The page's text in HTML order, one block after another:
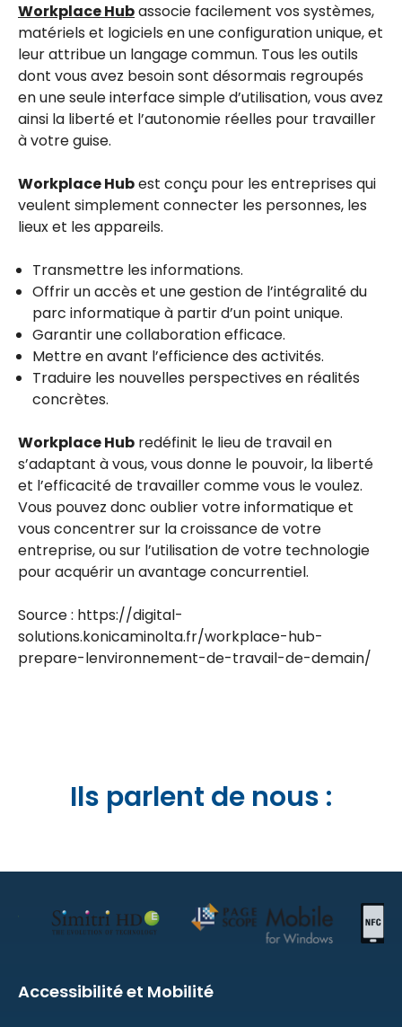
Workplace Hubassocie facilement vos systèmes,
matériels et logiciels en une configuration unique, et
leur attribue un langage commun. Tous les outils
dont vous avez besoin sont désormais regroupés
en une seule interface simple d’utilisation, vous avez
ainsi la liberté et l’autonomie réelles pour travailler
à votre guise.
Workplace Hubest conçu pour les entreprises qui
veulent simplement connecter les personnes, les
lieux et les appareils.
Transmettre les informations.
Offrir un accès et une gestion de l’intégralité du
parc informatique à partir d’un point unique.
Garantir une collaboration efficace.
Mettre en avant l’efficience des activités.
Traduire les nouvelles perspectives en réalités
concrètes.
Workplace Hub redéfinit le lieu de travail en
s’adaptant à vous, vous donne le pouvoir, la liberté
et l’efficacité de travailler comme vous le voulez.
Vous pouvez donc oublier votre informatique et
vous concentrer sur la croissance de votre
entreprise, ou sur l’utilisation de votre technologie
pour acquérir un avantage concurrentiel.
Source : https://digital-
solutions.konicaminolta.fr/workplace-hub-
prepare-lenvironnement-de-travail-de-demain/
Ils parlent de nous :
Accessibilité et Mobilité